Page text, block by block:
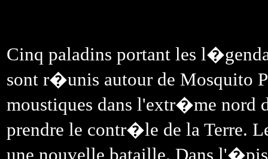
Cinq paladins portant les
sont r�unis autour de Mosquito
moustiques dans l'extr�me nord
prendre le contr�le de la Terre.
une nouvelle bataille. Dans